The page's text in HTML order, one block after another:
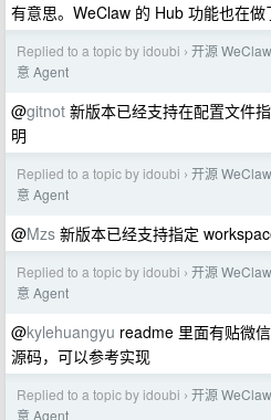
有意思。WeClaw 的 Hub 功能也在做
Replied to a topic by idoubi › 开源
意 Agent
@gitnot 新版本已经支持在配置文件
明
Replied to a topic by idoubi › 开源
意 Agent
@Mzs 新版本已经支持指定
Replied to a topic by idoubi › 开源
意 Agent
@kylehuangyu readme 里面有贴微
源码，可以参考实现
Replied to a topic by idoubi › 开源
意 Agent